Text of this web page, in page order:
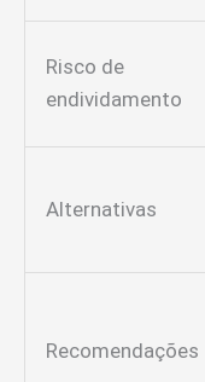
Risco de
endividamento
Alternativas
Recomendações